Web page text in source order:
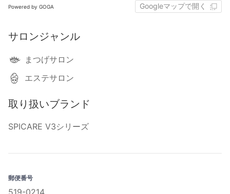
Powered by GOGA Googleマップで開く
サロンジャンル
まつげサロン
エステサロン
取り扱いブランド
SPICARE V3シリーズ
郵便番号